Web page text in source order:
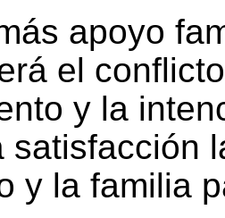
apoyo
el
y la
satisfacción
y la familia